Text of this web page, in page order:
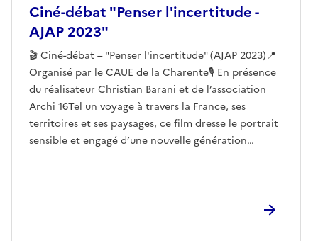
Ciné-débat "Penser l'incertitude -
AJAP 2023"
🎬 Ciné-débat – "Penser l'incertitude" (AJAP 2023)📍
Organisé par le CAUE de la Charente🎙 En présence
du réalisateur Christian Barani et de l’association
Archi 16Tel un voyage à travers la France, ses
territoires et ses paysages, ce film dresse le portrait
sensible et engagé d’une nouvelle génération